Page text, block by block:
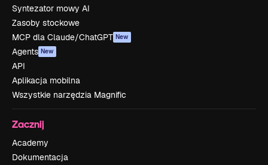
Syntezator mowy AI
Zasoby stockowe
MCP dla Claude/ChatGPT New
Agents New
API
Aplikacja mobilna
Wszystkie narzędzia Magnific
Zacznij
Academy
Dokumentacja